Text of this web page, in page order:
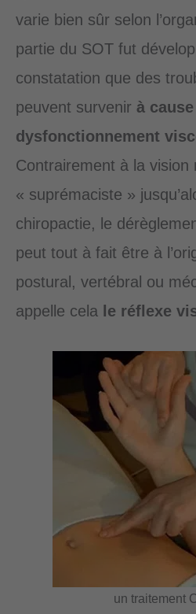
varie bien sûr selon
partie du SOT fut
constatation que des
peuvent survenir à cause
dysfonctionnement
Contrairement à la vision
« suprémaciste »
chiropactie, le
peut tout à fait être à
postural, vertébral ou
appelle cela
le réflexe
un traitement